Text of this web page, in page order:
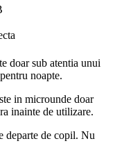
doar sub atentia unui
noapte.
in microunde doar
inainte de utilizare.
departe de copil. Nu